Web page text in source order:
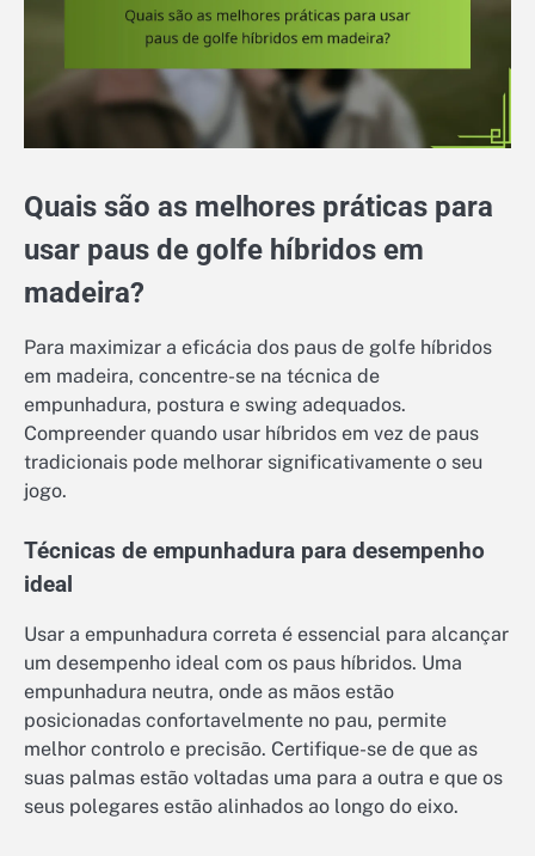
Quais são as melhores práticas para
usar paus de golfe híbridos em
madeira?
Para maximizar a eficácia dos paus de golfe híbridos
em madeira, concentre-se na técnica de
empunhadura, postura e swing adequados.
Compreender quando usar híbridos em vez de paus
tradicionais pode melhorar significativamente o seu
jogo.
Técnicas de empunhadura para desempenho
ideal
Usar a empunhadura correta é essencial para alcançar
um desempenho ideal com os paus híbridos. Uma
empunhadura neutra, onde as mãos estão
posicionadas confortavelmente no pau, permite
melhor controlo e precisão. Certifique-se de que as
suas palmas estão voltadas uma para a outra e que os
seus polegares estão alinhados ao longo do eixo.